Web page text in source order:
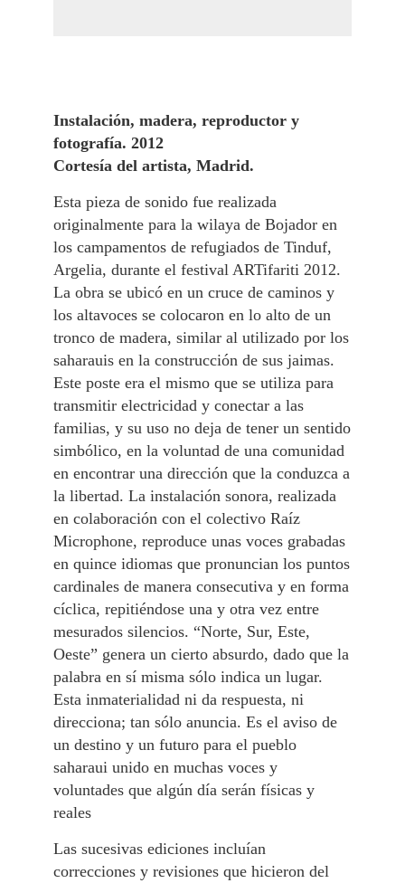
Instalación, madera, reproductor y
fotografía. 2012
Cortesía del artista, Madrid.
Esta pieza de sonido fue realizada
originalmente para la wilaya de Bojador en
los campamentos de refugiados de Tinduf,
Argelia, durante el festival ARTifariti 2012.
La obra se ubicó en un cruce de caminos y
los altavoces se colocaron en lo alto de un
tronco de madera, similar al utilizado por los
saharauis en la construcción de sus jaimas.
Este poste era el mismo que se utiliza para
transmitir electricidad y conectar a las
familias, y su uso no deja de tener un sentido
simbólico, en la voluntad de una comunidad
en encontrar una dirección que la conduzca a
la libertad. La instalación sonora, realizada
en colaboración con el colectivo Raíz
Microphone, reproduce unas voces grabadas
en quince idiomas que pronuncian los puntos
cardinales de manera consecutiva y en forma
cíclica, repitiéndose una y otra vez entre
mesurados silencios. “Norte, Sur, Este,
Oeste” genera un cierto absurdo, dado que la
palabra en sí misma sólo indica un lugar.
Esta inmaterialidad ni da respuesta, ni
direcciona; tan sólo anuncia. Es el aviso de
un destino y un futuro para el pueblo
saharaui unido en muchas voces y
voluntades que algún día serán físicas y
reales
Las sucesivas ediciones incluían
correcciones y revisiones que hicieron del